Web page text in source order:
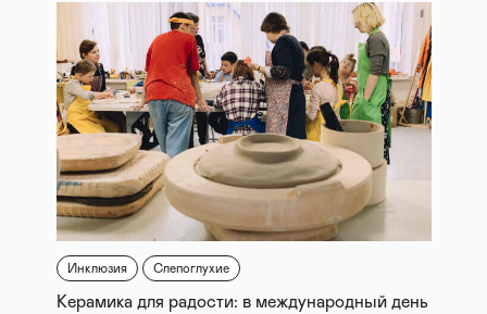
Инклюзия Слепоглухие
Керамика для радости: в международный день